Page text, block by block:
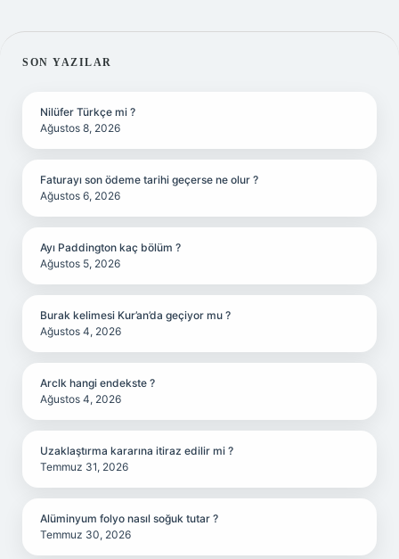
SIDEBAR
SON YAZILAR
Nilüfer Türkçe mi ?
Ağustos 8, 2026
Faturayı son ödeme tarihi geçerse ne olur ?
Ağustos 6, 2026
Ayı Paddington kaç bölüm ?
Ağustos 5, 2026
Burak kelimesi Kur’an’da geçiyor mu ?
Ağustos 4, 2026
Arclk hangi endekste ?
Ağustos 4, 2026
Uzaklaştırma kararına itiraz edilir mi ?
Temmuz 31, 2026
Alüminyum folyo nasıl soğuk tutar ?
Temmuz 30, 2026